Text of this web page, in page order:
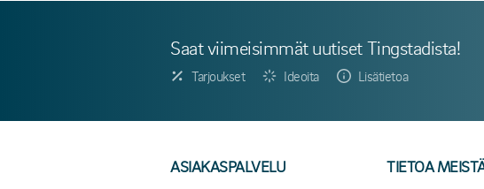
Saat viimeisimmät uutiset Tingstadista!
Tarjoukset Ideoita Lisätietoa
ASIAKASPALVELU
TIETOA